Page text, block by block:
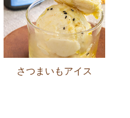
さつまいもアイス